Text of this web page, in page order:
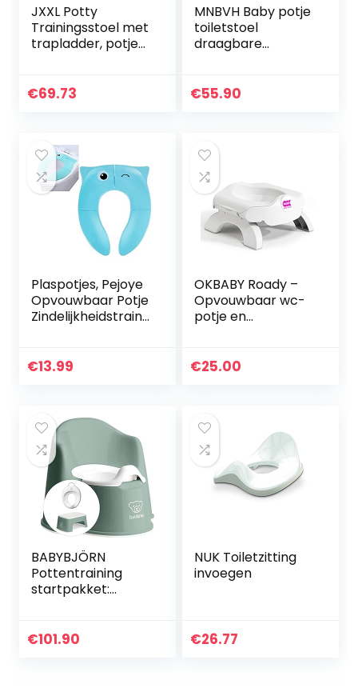
JXXL Potty
Trainingsstoel met
trapladder, potje
meisjes peuters
€69.73
MNBVH Baby potje
toiletstoel
draagbare
kinderstoel met
€55.90
Plaspotjes, Pejoye
Opvouwbaar Potje
Zindelijkheidstraini
Bril PP Materiaal
€13.99
OKBABY Roady –
Opvouwbaar wc-
potje en
gebruiken – wit
€25.00
BABYBJÖRN
Pottentraining
startpakket:
toiletbril –
€101.90
NUK Toiletzitting
invoegen
€26.77